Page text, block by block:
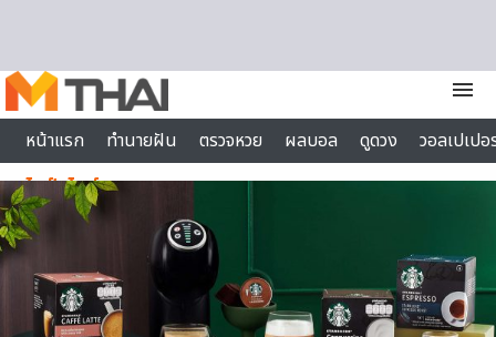
menu
หน้าแรก
ทำนายฝัน ตรวจหวย ผลบอล ดูดวง
วอลเปเป
ไลฟ์สไตล์